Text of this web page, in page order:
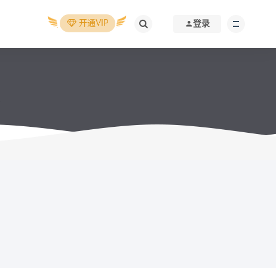
开通VIP 登录